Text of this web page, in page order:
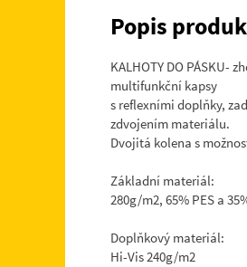
Popis
KALHOTY DO PÁSKU-
multifunkční kapsy
s reflexními doplňky,
zdvojením materiálu.
Dvojitá kolena s
Základní materiál:
280g/m2, 65% PES a
Doplňkový materiál:
Hi-Vis 240g/m2